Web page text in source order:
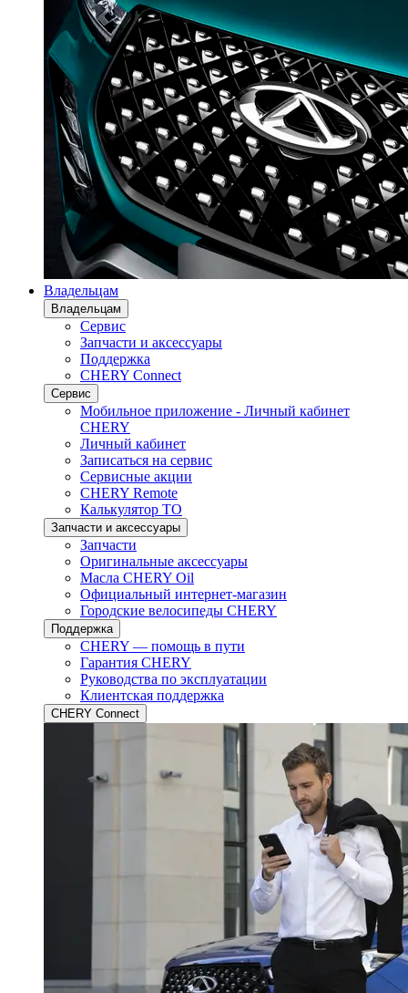
Владельцам
Владельцам
Сервис
Запчасти и аксессуары
Поддержка
CHERY Connect
Сервис
Мобильное приложение - Личный кабинет
CHERY
Личный кабинет
Записаться на сервис
Сервисные акции
CHERY Remote
Калькулятор ТО
Запчасти и аксессуары
Запчасти
Оригинальные аксессуары
Масла CHERY Oil
Официальный интернет-магазин
Городские велосипеды CHERY
Поддержка
CHERY — помощь в пути
Гарантия CHERY
Руководства по эксплуатации
Клиентская поддержка
CHERY Connect